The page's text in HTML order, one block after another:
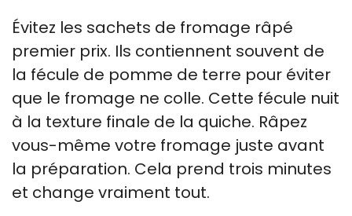
Évitez les sachets de fromage râpé
premier prix. Ils contiennent souvent de
la fécule de pomme de terre pour éviter
que le fromage ne colle. Cette fécule nuit
à la texture finale de la quiche. Râpez
vous-même votre fromage juste avant
la préparation. Cela prend trois minutes
et change vraiment tout.